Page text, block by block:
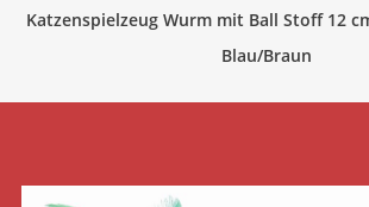
Katzenspielzeug Wurm mit Ball Stoff 12
Blau/Braun